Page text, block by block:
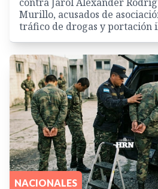
Murillo, acusados de
tráfico de drogas y portación
NACIONALES